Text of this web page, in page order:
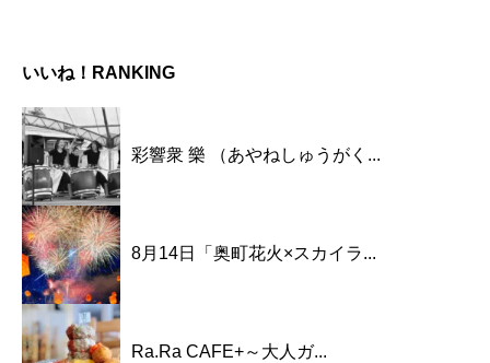
いいね！RANKING
彩響衆 樂 （あやねしゅうがく...
8月14日「奥町花火×スカイラ...
Ra.Ra CAFE+～大人ガ...